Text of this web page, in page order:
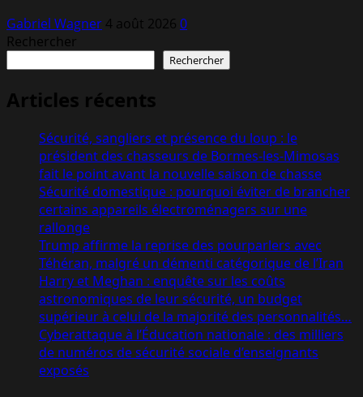
Gabriel Wagner 4 août 2026 0
Rechercher
Rechercher
Articles récents
Sécurité, sangliers et présence du loup : le
président des chasseurs de Bormes-les-Mimosas
fait le point avant la nouvelle saison de chasse
Sécurité domestique : pourquoi éviter de brancher
certains appareils électroménagers sur une
rallonge
Trump affirme la reprise des pourparlers avec
Téhéran, malgré un démenti catégorique de l’Iran
Harry et Meghan : enquête sur les coûts
astronomiques de leur sécurité, un budget
supérieur à celui de la majorité des personnalités…
Cyberattaque à l’Éducation nationale : des milliers
de numéros de sécurité sociale d’enseignants
exposés